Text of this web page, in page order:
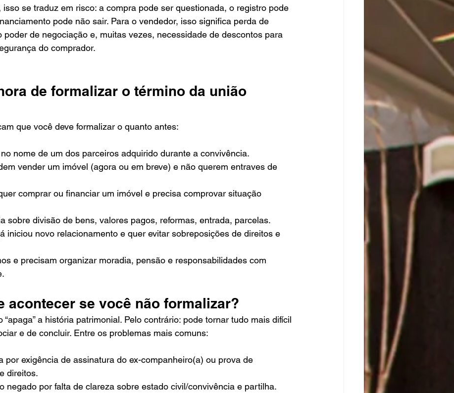
isso se traduz em risco: a compra pode ser questionada, o registro pode
pode não sair. Para o vendedor, isso significa perda de
poder de negociação e, muitas vezes, necessidade de descontos para
do comprador.
de formalizar o término da união
que você deve formalizar o quanto antes:
nome de um dos parceiros adquirido durante a convivência.
vender um imóvel (agora ou em breve) e não querem entraves de
comprar ou financiar um imóvel e precisa comprovar situação
sobre divisão de bens, valores pagos, reformas, entrada, parcelas.
iniciou novo relacionamento e quer evitar sobreposições de direitos e
e precisam organizar moradia, pensão e responsabilidades com
acontecer se você não formalizar?
“apaga” a história patrimonial. Pelo contrário: pode tornar tudo mais difícil
e de concluir. Entre os problemas mais comuns:
por exigência de assinatura do ex-companheiro(a) ou prova de
direitos.
negado por falta de clareza sobre estado civil/convivência e partilha.